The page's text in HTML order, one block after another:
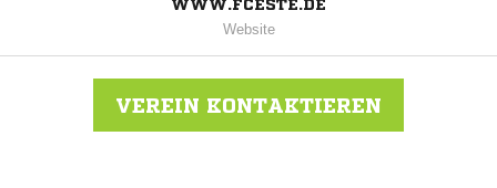
WWW.FCESTE.DE
Website
VEREIN KONTAKTIEREN